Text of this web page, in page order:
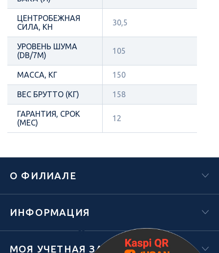
ЦЕНТРОБЕЖНАЯ
СИЛА, КН
30,5
УРОВЕНЬ ШУМА
(DB/7М)
105
МАССА, КГ 150
ВЕС БРУТТО (КГ) 158
ГАРАНТИЯ, СРОК
(МЕС)
12
Х
О ФИЛИАЛЕ
ИНФОРМАЦИЯ
МОЯ УЧЕТНАЯ ЗАПИСЬ